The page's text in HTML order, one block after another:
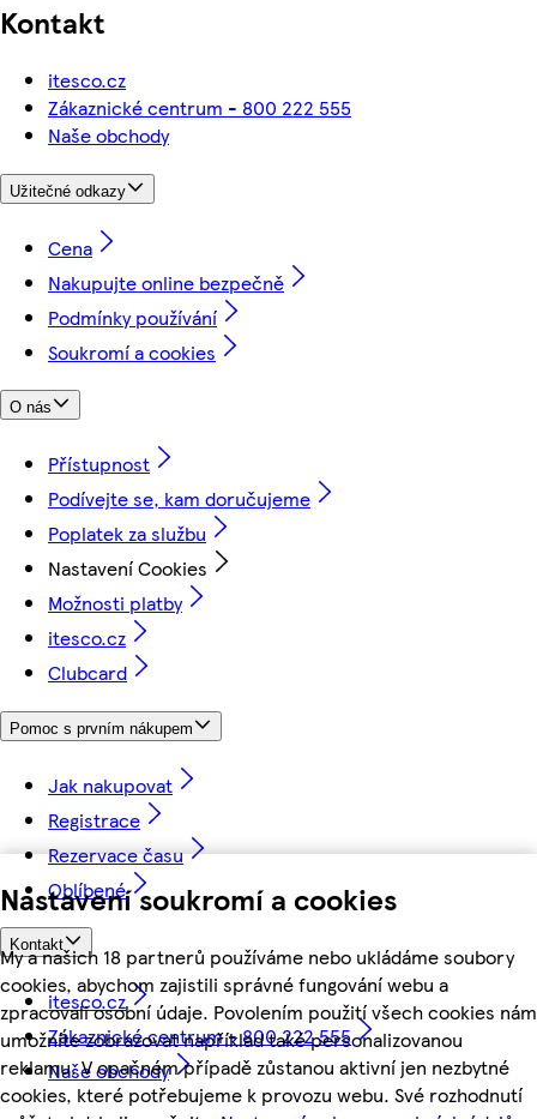
Nastavení soukromí a cookies
My a našich 18 partnerů používáme nebo ukládáme soubory
cookies, abychom zajistili správné fungování webu a
zpracovali osobní údaje. Povolením použití všech cookies nám
umožníte zobrazovat například také personalizovanou
reklamu. V opačném případě zůstanou aktivní jen nezbytné
cookies, které potřebujeme k provozu webu. Své rozhodnutí
Kontakt
itesco.cz
Zákaznické centrum - 800 222 555
Naše obchody
Užitečné odkazy
Cena
Nakupujte online bezpečně
Podmínky používání
Soukromí a cookies
O nás
Přístupnost
Podívejte se, kam doručujeme
Poplatek za službu
Nastavení Cookies
Možnosti platby
itesco.cz
Clubcard
Pomoc s prvním nákupem
Jak nakupovat
Registrace
Rezervace času
Oblíbené
Kontakt
itesco.cz
Zákaznické centrum - 800 222 555
Naše obchody